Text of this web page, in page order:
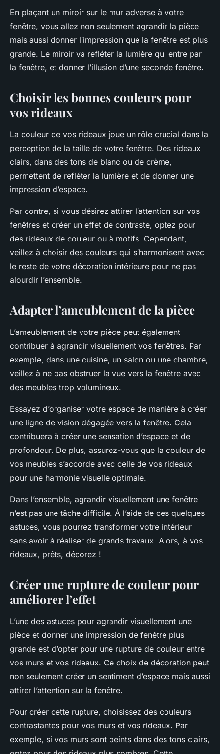
En plaçant un miroir sur le mur adverse à votre
fenêtre, vous allez non seulement agrandir la pièce
mais aussi donner l’impression que la fenêtre est plus
grande. Le miroir va refléter la lumière qui entre par
la fenêtre, et donner l’illusion d’une seconde fenêtre.
Choisir les bonnes couleurs pour
vos rideaux
La couleur de vos rideaux joue un rôle crucial dans la
perception de la taille de votre fenêtre. Des rideaux
clairs, dans des tons de blanc ou de crème,
permettent de refléter la lumière et de donner une
impression d’espace.
Par contre, si vous désirez attirer l’attention sur vos
fenêtres et créer un effet de contraste, optez pour
des rideaux de couleur ou à motifs. Cependant,
veillez à choisir des couleurs qui s’harmonisent avec
le reste de votre décoration intérieure pour ne pas
alourdir l’ensemble.
Adapter l’ameublement de la pièce
L’ameublement de votre pièce peut également
contribuer à agrandir visuellement vos fenêtres. Par
exemple, dans une cuisine, un salon ou une chambre,
veillez à ne pas obstruer la vue vers la fenêtre avec
des meubles trop volumineux.
Essayez d’organiser votre espace de manière à créer
une ligne de vision dégagée vers la fenêtre. Cela
contribuera à créer une sensation d’espace et de
profondeur. De plus, assurez-vous que la couleur de
vos meubles s’accorde avec celle de vos rideaux
pour une harmonie visuelle optimale.
Dans l’ensemble, agrandir visuellement une fenêtre
n’est pas une tâche difficile. À l’aide de ces quelques
astuces, vous pourrez transformer votre intérieur
sans avoir à réaliser de grands travaux. Alors, à vos
rideaux, prêts, décorez !
Créer une rupture de couleur pour
améliorer l’effet
L’une des astuces pour agrandir visuellement une
pièce et donner une impression de fenêtre plus
grande est d’opter pour une rupture de couleur entre
vos murs et vos rideaux. Ce choix de décoration peut
non seulement créer un sentiment d’espace mais aussi
attirer l’attention sur la fenêtre.
Pour créer cette rupture, choisissez des couleurs
contrastantes pour vos murs et vos rideaux. Par
exemple, si vos murs sont peints dans des tons clairs,